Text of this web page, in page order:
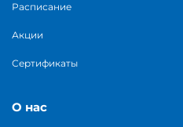
Расписание
Акции
Сертификаты
О нас